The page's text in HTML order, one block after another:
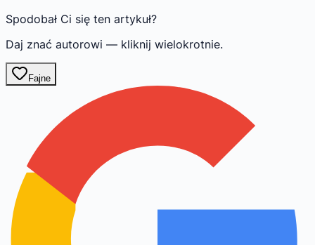
Spodobał Ci się ten artykuł?
Daj znać autorowi — kliknij wielokrotnie.
Fajne